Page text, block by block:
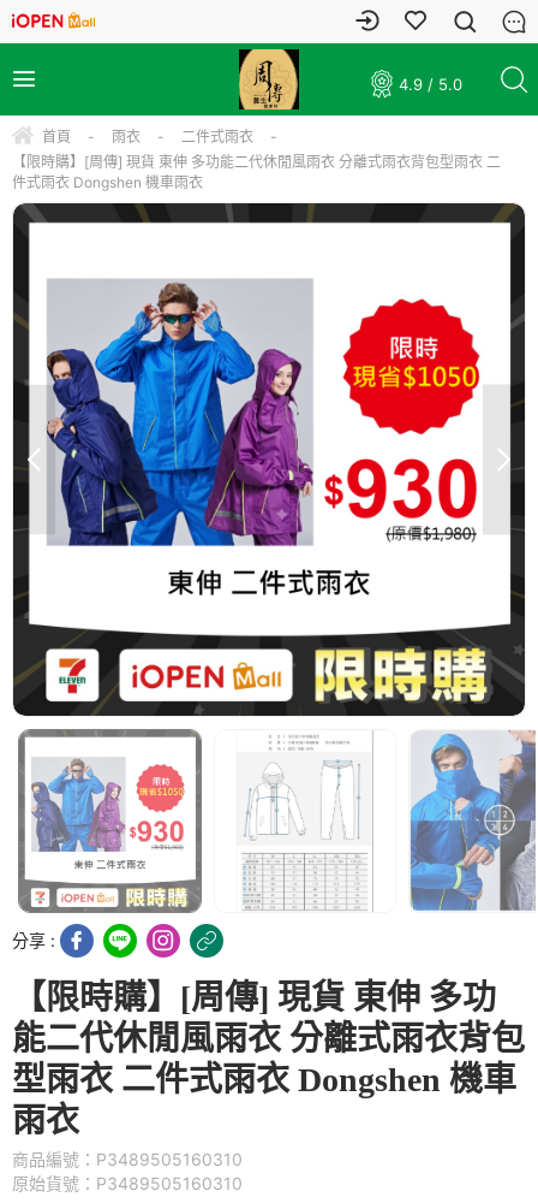
4.9 / 5.0
首頁 - 雨衣 - 二件式雨衣
-
【限時購】[周傳] 現貨 東伸 多功能二代休閒風雨衣 分離式雨衣背包型雨衣 二
件式雨衣 Dongshen 機車雨衣
分享 :
【限時購】[周傳] 現貨 東伸 多功
能二代休閒風雨衣 分離式雨衣背包
型雨衣 二件式雨衣 Dongshen 機車
雨衣
商品編號：P3489505160310
原始貨號：P3489505160310